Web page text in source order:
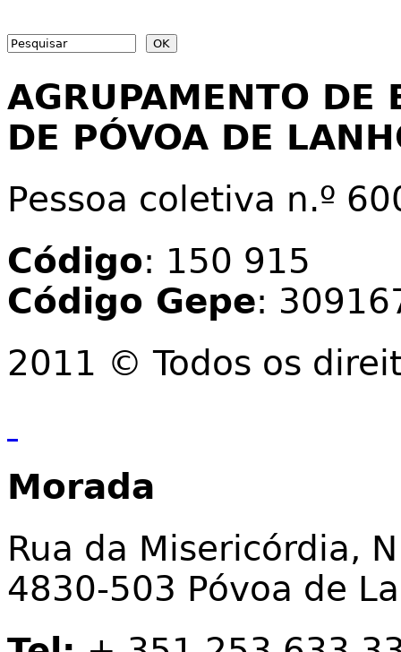
Search form
AGRUPAMENTO DE
DE PÓVOA DE
Pessoa coletiva n.º
Código: 150 915
Código Gepe:
2011 © Todos os
Morada
Rua da Misericórdia,
4830-503 Póvoa de